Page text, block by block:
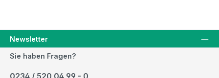
Newsletter
Sie haben Fragen?